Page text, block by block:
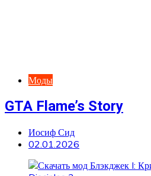
Моды
GTA Flame’s Story
Иосиф Сид
02.01.2026